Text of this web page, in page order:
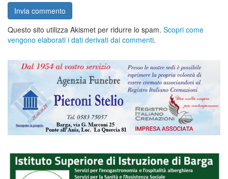
Questo sito utilizza Akismet per ridurre lo spam. Scopri come
vengono elaborati i dati derivati dai commenti.